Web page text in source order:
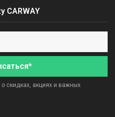
CARWAY
скидках, акциях и важных